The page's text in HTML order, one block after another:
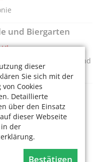
dieser
Sie sich mit der
Cookies
Detaillierte
über den Einsatz
dieser Webseite
der
Bestätigen
und Biergarten
Uhr
Pesch c/o Caritasverband
„Offenes
Ensen c/o